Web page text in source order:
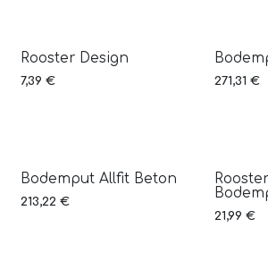
Rooster Design
7,39 € 271,31 €
Bodemput Allfit Beton
213,22 €
21,99 €